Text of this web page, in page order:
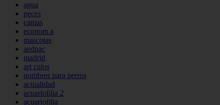
agua
peces
camas
econom a
mascotas
aedpac
madrid
art culos
nombres para perros
actualidad
acuariofilia 2
acuariofilia